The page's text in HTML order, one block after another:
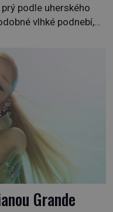
podle uherského
vlhké podnebí,
bílé, nahoře někdy
Grande